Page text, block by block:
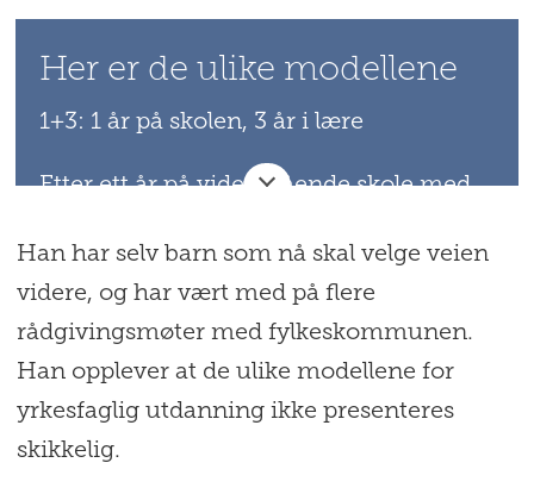
Her er de ulike modellene
1+3: 1 år på skolen, 3 år i lære
Etter ett år på videregående skole med
innføring i fagfeltet, går de ut i tre år
lære i en bedrift for å lære seg yrket i
praksis.
2+2: 2 år på skolen, 2 år i lære
Etter to år på skole følger to år praktisk
Han har selv barn som nå skal velge veien
videre, og har vært med på flere
rådgivingsmøter med fylkeskommunen.
Han opplever at de ulike modellene for
yrkesfaglig utdanning ikke presenteres
skikkelig.